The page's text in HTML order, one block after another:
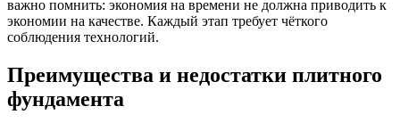
важно помнить: экономия на времени не должна приводить к
экономии на качестве. Каждый этап требует чёткого
соблюдения технологий.
Преимущества и недостатки плитного
фундамента